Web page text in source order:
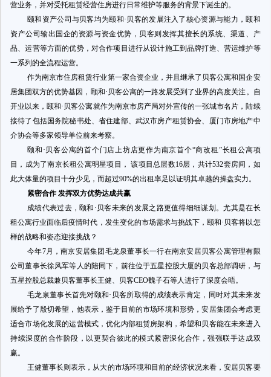
营业务，并对受托租赁经营住房进行日常维护等服务的背景下诞生的。
颐和资产公司与贝客均为颐和·贝客的发展注入了核心资源与能力，颐和
资产公司输出国企的资源与资金优势，贝客则发挥其擅长的系统、渠道、产
品、运营等方面的优势，对合作项目进行从设计施工到品牌打造、营运维护等
一系列的全流程运营。
作为南京市住房租赁行业第一家合资企业，并且继承了贝客公寓和国企安
居集团双方的优势基因， 颐和·贝客公寓的一路发展受到了业界的高度关注 。自
开业以来，颐和·贝客公寓就作为南京市房产局对外宣传的一张城市名片，陆续
接待了包括国务院秘书处、省住建部、武汉市房产租赁协会、厦门市房地产中
介协会等多家领导单位前来考察。
颐和 ·贝客公寓的首个门店上坊店更作为南京首个“商改租”长租公寓项
目，成为了南京长租公寓明星项目，该项目总层数16层， 共计532套房间，如
此大体量的项目十分少见，而超过90%的出租率足以证明其卓越的操盘实力。
紧密合作 发挥双方优势达成共赢
成绩代表过去，颐和 ·贝客未来的发展之路更值得细细谋划。尤其是在长
租公寓行业面临后疫情时代，发生变化的市场需求与挑战下，颐和·贝客将以怎
样的战略和姿态迎接挑战？
今年7月，南京安居集团毛龙泉董事长一行在南京安居贝客公寓管理有限
公司董事长徐风军等人的陪同下，前往位于五星控股大厦的贝客总部调研， 与
五星控股总裁兼贝客董事长王健、贝客CEO魏子石等人进行了深度会晤。
毛龙泉董事长首先对颐和·贝客所取得的成绩表示肯定，同时对其未来发
展给予了殷切希望，他表示，鉴于目前的市场环境和形势，安居集团会考虑更
适合市场化发展的运营模式，优化内部租赁房架构，希望和贝客能在未来进入
持续深度的合作阶段，以更契合彼此的模式紧密深化合作，强强联手达成双
赢。
王健董事长则表示，从大的市场环境和目前的经济状况来看，安居贝客要